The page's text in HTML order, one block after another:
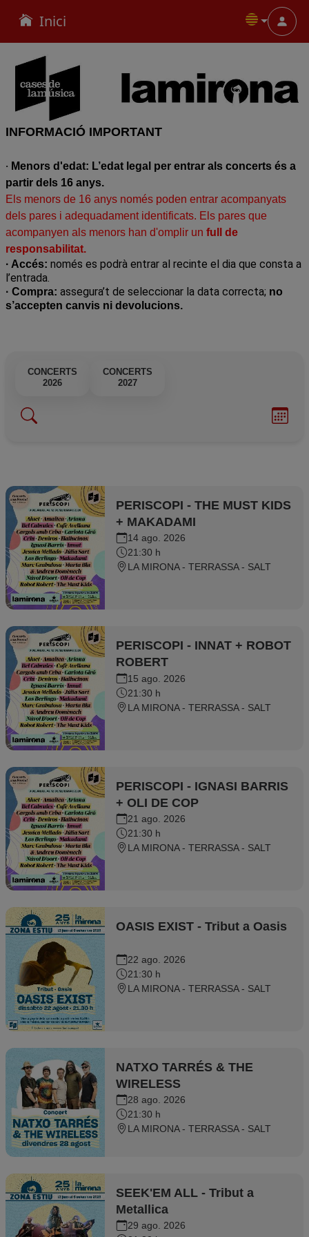
Inici
INFORMACIÓ IMPORTANT
· Menors d'edat: L’edat legal per entrar als concerts és a
partir dels 16 anys.
Els menors de 16 anys només poden entrar acompanyats
dels pares i adequadament identificats. Els pares que
acompanyen als menors han d'omplir un full de
responsabilitat.
· Accés: només es podrà entrar al recinte el dia que consta a
l’entrada.
· Compra: assegura’t de seleccionar la data correcta; no
s’accepten canvis ni devolucions.
CONCERTS
CONCERTS
2026
CONCERTS
2027
PERISCOPI - THE MUST KIDS
+ MAKADAMI
14 ago. 2026
21:30 h
LA MIRONA - TERRASSA - SALT
PERISCOPI - INNAT + ROBOT
ROBERT
15 ago. 2026
21:30 h
LA MIRONA - TERRASSA - SALT
PERISCOPI - IGNASI BARRIS
+ OLI DE COP
21 ago. 2026
21:30 h
LA MIRONA - TERRASSA - SALT
OASIS EXIST - Tribut a Oasis
22 ago. 2026
21:30 h
LA MIRONA - TERRASSA - SALT
NATXO TARRÉS & THE
WIRELESS
28 ago. 2026
21:30 h
LA MIRONA - TERRASSA - SALT
SEEK'EM ALL - Tribut a
Metallica
29 ago. 2026